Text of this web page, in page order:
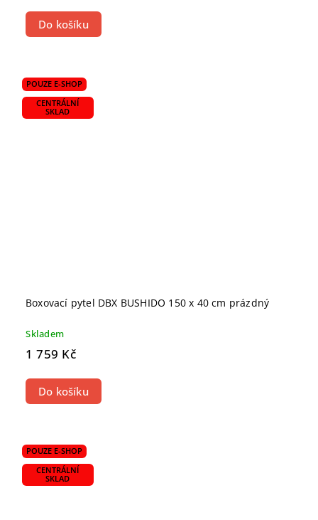
Do košíku
POUZE E-SHOP
CENTRÁLNÍ
SKLAD
Boxovací pytel DBX BUSHIDO 150 x 40 cm prázdný
Skladem
1 759 Kč
Do košíku
POUZE E-SHOP
CENTRÁLNÍ
SKLAD